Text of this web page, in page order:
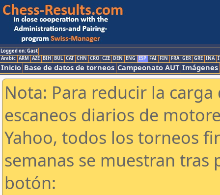
Logged on: Gast
Arabic ARM AZE BIH BUL CAT CHN CRO CZE DEN ENG ESP FAI FIN FRA GER GRE INA
Inicio Base de datos de torneos Campeonato AUT Imágenes
Nota: Para reducir la
escaneos diarios de
Yahoo, todos los torneos
semanas se muestran tras
botón: